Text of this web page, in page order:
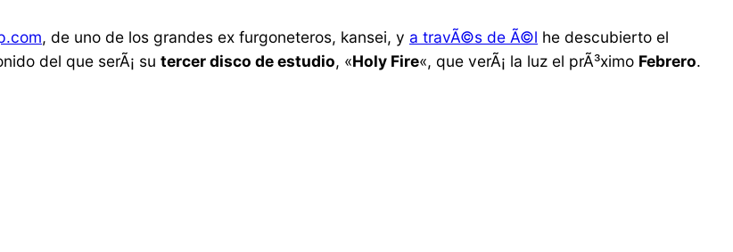
, de uno de los grandes ex furgoneteros, kansei, y a travÃ©s de Ã©l he descubierto el
del que serÃ¡ su tercer disco de estudio, «Holy Fire«, que verÃ¡ la luz el prÃ³ximo Febrero.